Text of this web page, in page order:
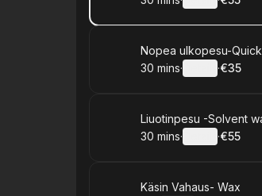
.Duration: .Price
Book
Nopea ulkopesu-
.Duration:
30 mins· ·
.Price
€35
Book
Liuotinpesu -Solvent
.Duration:
30 mins· ·
.Price
€55
Book
Käsin Vahaus- Wax